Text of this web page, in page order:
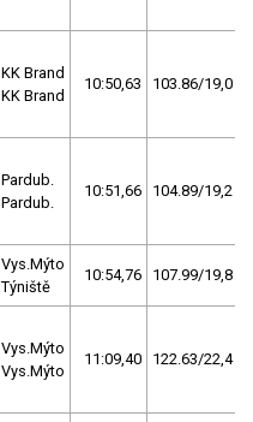
KK Brand
KK Brand
10:50,63 103.86/19,0
Pardub.
Pardub.
10:51,66 104.89/19,2
Vys.Mýto
Týniště
10:54,76 107.99/19,8
Vys.Mýto
Vys.Mýto
11:09,40 122.63/22,4